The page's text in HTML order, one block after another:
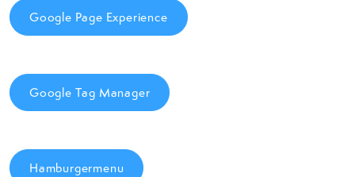
Google Page Experience
Google Tag Manager
Hamburgermenu